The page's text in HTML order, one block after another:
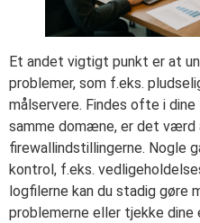
Et andet vigtigt punkt er at
problemer, som f.eks.
målservere. Findes ofte i
samme domæne, er det værd
firewallindstillingerne. Nogle
kontrol, f.eks.
logfilerne kan du stadig gøre
problemerne eller tjekke dine